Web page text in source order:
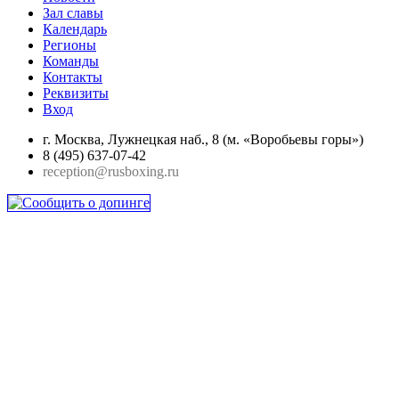
Зал славы
Календарь
Регионы
Команды
Контакты
Реквизиты
Вход
г. Москва, Лужнецкая наб., 8 (м. «Воробьевы горы»)
8 (495) 637-07-42
reception@rusboxing.ru